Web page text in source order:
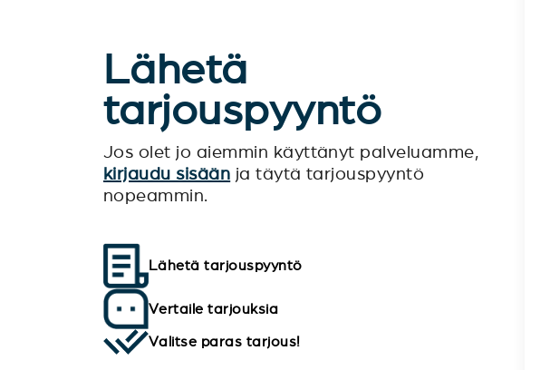
Lähetä
tarjouspyyntö
Jos olet jo aiemmin käyttänyt palveluamme,
kirjaudu sisään ja täytä tarjouspyyntö
nopeammin.
Lähetä tarjouspyyntö
Vertaile tarjouksia
Valitse paras tarjous!